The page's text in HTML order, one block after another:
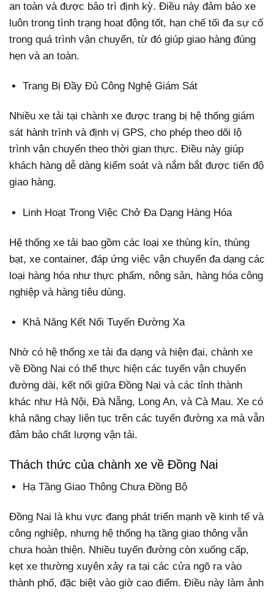
an toàn và được bảo trì định kỳ. Điều này đảm bảo xe
luôn trong tình trạng hoạt động tốt, hạn chế tối đa sự cố
trong quá trình vận chuyển, từ đó giúp giao hàng đúng
hẹn và an toàn.
Trang Bị Đầy Đủ Công Nghệ Giám Sát
Nhiều xe tải tại chành xe được trang bị hệ thống giám
sát hành trình và định vị GPS, cho phép theo dõi lộ
trình vận chuyển theo thời gian thực. Điều này giúp
khách hàng dễ dàng kiểm soát và nắm bắt được tiến độ
giao hàng.
Linh Hoạt Trong Việc Chở Đa Dạng Hàng Hóa
Hệ thống xe tải bao gồm các loại xe thùng kín, thùng
bạt, xe container, đáp ứng việc vận chuyển đa dạng các
loại hàng hóa như thực phẩm, nông sản, hàng hóa công
nghiệp và hàng tiêu dùng.
Khả Năng Kết Nối Tuyến Đường Xa
Nhờ có hệ thống xe tải đa dạng và hiện đại, chành xe
về Đồng Nai có thể thực hiện các tuyến vận chuyển
đường dài, kết nối giữa Đồng Nai và các tỉnh thành
khác như Hà Nội, Đà Nẵng, Long An, và Cà Mau. Xe có
khả năng chạy liên tục trên các tuyến đường xa mà vẫn
đảm bảo chất lượng vận tải.
Thách thức của chành xe về Đồng Nai
Hạ Tầng Giao Thông Chưa Đồng Bộ
Đồng Nai là khu vực đang phát triển mạnh về kinh tế và
công nghiệp, nhưng hệ thống hạ tầng giao thông vẫn
chưa hoàn thiện. Nhiều tuyến đường còn xuống cấp,
kẹt xe thường xuyên xảy ra tại các cửa ngõ ra vào
thành phố, đặc biệt vào giờ cao điểm. Điều này làm ảnh